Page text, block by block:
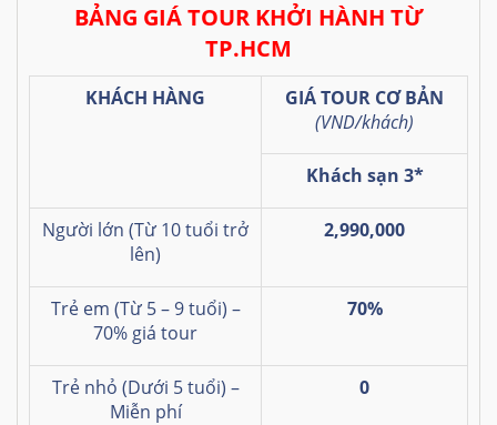
BẢNG GIÁ TOUR KHỞI HÀNH TỪ
TP.HCM
KHÁCH HÀNG
GIÁ TOUR CƠ BẢN
(VND/khách)
Khách sạn 3*
Người lớn (Từ 10 tuổi trở
lên)
2,990,000
Trẻ em (Từ 5 – 9 tuổi) –
70% giá tour
70%
Trẻ nhỏ (Dưới 5 tuổi) –
Miễn phí
0